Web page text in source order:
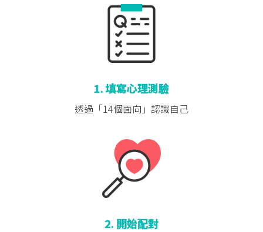
1. 填寫心理測驗
透過「14個面向」 認識自己
2. 開始配對